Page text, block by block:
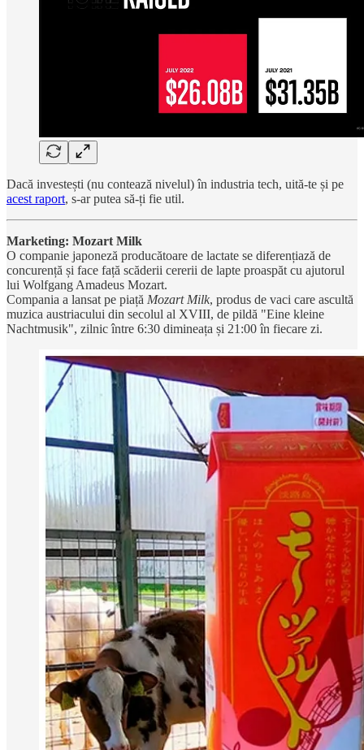
Dacă investești (nu contează nivelul) în industria tech, uită-te și pe
acest raport, s-ar putea să-ți fie util.
Marketing: Mozart Milk
O companie japoneză producătoare de lactate se diferențiază de
concurență și face față scăderii cererii de lapte proaspăt cu ajutorul
lui Wolfgang Amadeus Mozart.
Compania a lansat pe piață Mozart Milk, produs de vaci care ascultă
muzica austriacului din secolul al XVIII, de pildă "Eine kleine
Nachtmusik", zilnic între 6:30 dimineața și 21:00 în fiecare zi.